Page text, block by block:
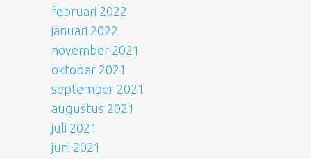
februari 2022
januari 2022
november 2021
oktober 2021
september 2021
augustus 2021
juli 2021
juni 2021